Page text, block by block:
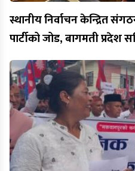
स्थानीय निर्वाचन केन्द्रित
पार्टीको जोड, बागमती प्रदेश